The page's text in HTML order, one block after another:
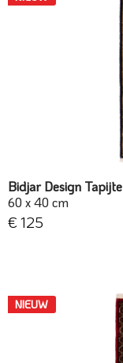
Bidjar Design Tapijte
60 x 40 cm
€ 125
NIEUW